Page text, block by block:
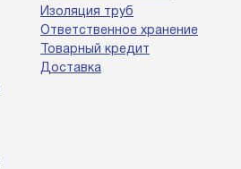
Изоляция труб
Ответственное хранение
Товарный кредит
Доставка